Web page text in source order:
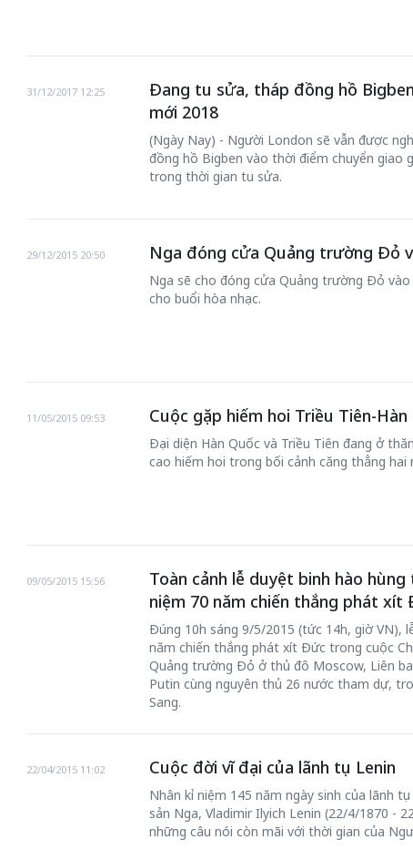
Đang tu sửa, tháp đồng hồ
mới 2018
31/12/2017 12:25
(Ngày Nay) - Người London sẽ vẫn được
đồng hồ Bigben vào thời điểm chuyển giao
trong thời gian tu sửa.
Nga đóng cửa Quảng trường Đỏ
29/12/2015 20:50
Nga sẽ cho đóng cửa Quảng trường Đỏ
cho buổi hòa nhạc.
Cuộc gặp hiếm hoi Triều Tiên-
11/05/2015 09:53
Đại diện Hàn Quốc và Triều Tiên đang ở
cao hiếm hoi trong bối cảnh căng thẳng hai
Toàn cảnh lễ duyệt binh hào
niệm 70 năm chiến thắng phát xít
09/05/2015 15:56
Đúng 10h sáng 9/5/2015 (tức 14h, giờ VN),
năm chiến thắng phát xít Đức trong cuộc
Quảng trường Đỏ ở thủ đô Moscow, Liên
Putin cùng nguyên thủ 26 nước tham dự,
Sang.
Cuộc đời vĩ đại của lãnh tụ Lenin
22/04/2015 11:02
Nhân kỉ niệm 145 năm ngày sinh của lãnh
sản Nga, Vladimir Ilyich Lenin (22/4/1870 -
những câu nói còn mãi với thời gian của